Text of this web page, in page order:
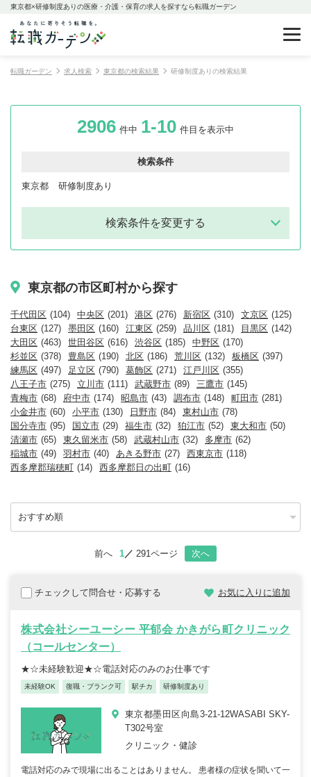
東京都×研修制度ありの医療・介護・保育の求人を探すなら転職ガーデン
転職ガーデン 求人検索 東京都の検索結果 研修制度ありの検索結果
2906 件中 1-10 件目を表示中
検索条件
東京都 研修制度あり
検索条件を変更する
東京都の市区町村から探す
千代田区 (104) 中央区 (201) 港区 (276) 新宿区 (310) 文京区 (125)
台東区 (127) 墨田区 (160) 江東区 (259) 品川区 (181) 目黒区 (142)
大田区 (463) 世田谷区 (616) 渋谷区 (185) 中野区 (170)
杉並区 (378) 豊島区 (190) 北区 (186) 荒川区 (132) 板橋区 (397)
練馬区 (497) 足立区 (790) 葛飾区 (271) 江戸川区 (355)
八王子市 (275) 立川市 (111) 武蔵野市 (89) 三鷹市 (145)
青梅市 (68) 府中市 (174) 昭島市 (43) 調布市 (148) 町田市 (281)
小金井市 (60) 小平市 (130) 日野市 (84) 東村山市 (78)
国分寺市 (95) 国立市 (29) 福生市 (32) 狛江市 (52) 東大和市 (50)
清瀬市 (65) 東久留米市 (58) 武蔵村山市 (32) 多摩市 (62)
稲城市 (49) 羽村市 (40) あきる野市 (27) 西東京市 (118)
西多摩郡瑞穂町 (14) 西多摩郡日の出町 (16)
前へ 1 291ページ 次へ
チェックして問合せ・応募する お気に入りに追加
株式会社シーユーシー 平郁会 かきがら町クリニック
（コールセンター）
★☆未経験歓迎★☆電話対応のみのお仕事です
未経験OK 復職・ブランク可 駅チカ 研修制度あり
東京都墨田区向島3-21-12WASABI SKY-
T302号室
クリニック・健診
電話対応のみで現場に出ることはありません。 患者様の症状を聞いて一